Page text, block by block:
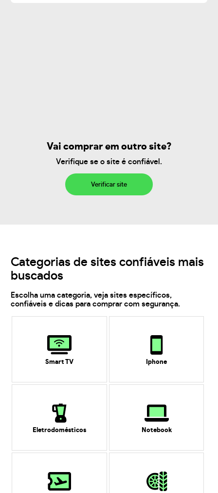
Vai comprar em outro site?
Verifique se o site é confiável.
Verificar site
Categorias de sites confiáveis mais
buscados
Escolha uma categoria, veja sites específicos,
confiáveis e dicas para comprar com segurança.
Smart TV Iphone
Eletrodomésticos Notebook